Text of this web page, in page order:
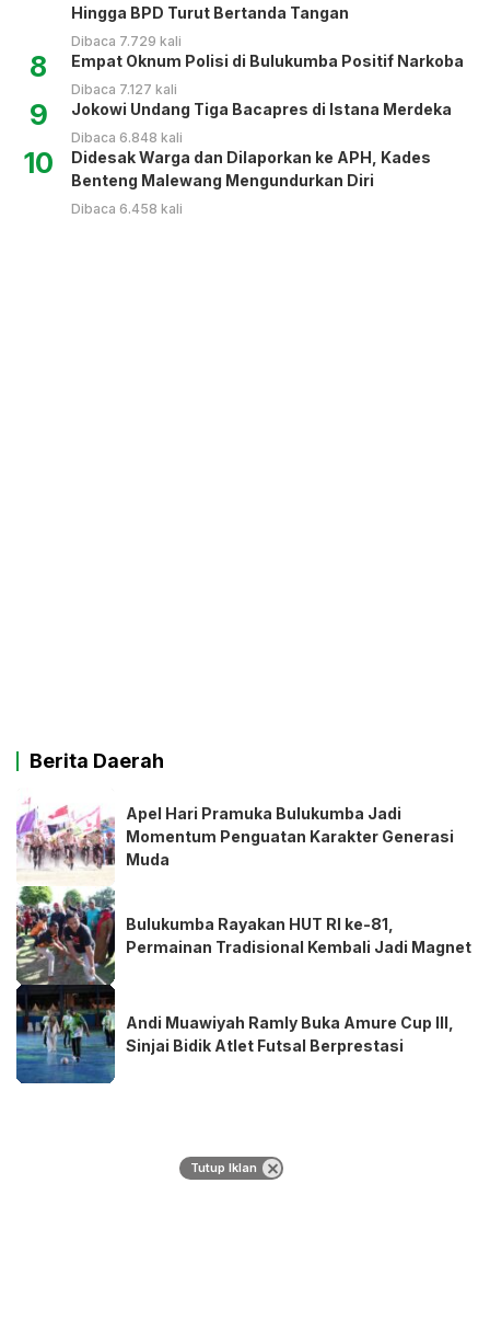
Hingga BPD Turut Bertanda Tangan
Dibaca 7.729 kali
8 Empat Oknum Polisi di Bulukumba Positif Narkoba
Dibaca 7.127 kali
9 Jokowi Undang Tiga Bacapres di Istana Merdeka
Dibaca 6.848 kali
10
Didesak Warga dan Dilaporkan ke APH, Kades
Benteng Malewang Mengundurkan Diri
Dibaca 6.458 kali
Berita Daerah
Apel Hari Pramuka Bulukumba Jadi
Momentum Penguatan Karakter Generasi
Muda
Bulukumba Rayakan HUT RI ke-81,
Permainan Tradisional Kembali Jadi Magnet
Andi Muawiyah Ramly Buka Amure Cup III,
Sinjai Bidik Atlet Futsal Berprestasi
Tutup Iklan